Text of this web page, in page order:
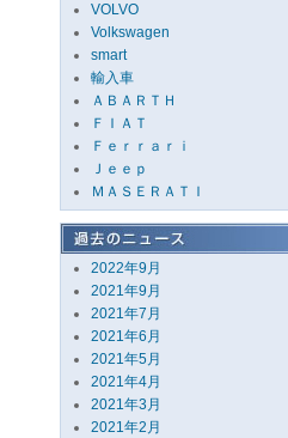
VOLVO
Volkswagen
smart
輸入車
ＡＢＡＲＴＨ
ＦＩＡＴ
Ｆｅｒｒａｒｉ
Ｊｅｅｐ
ＭＡＳＥＲＡＴＩ
2022年9月
2021年9月
2021年7月
2021年6月
2021年5月
2021年4月
2021年3月
2021年2月